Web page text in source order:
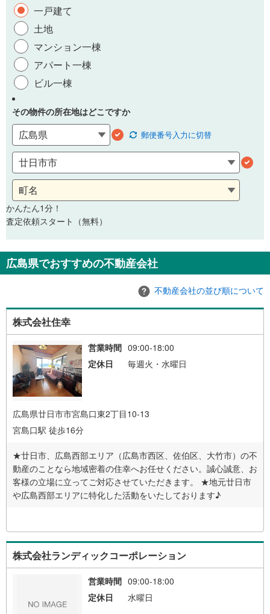
一戸建て
土地
マンション一棟
アパート一棟
ビル一棟
その物件の所在地はどこですか
郵便番号入力に切替
かんたん1分！
査定依頼スタート（無料）
広島県でおすすめの不動産会社
不動産会社の並び順について
株式会社住幸
営業時間 09:00-18:00
定休日
毎週火・水曜日
広島県廿日市市宮島口東2丁目10-13
宮島口駅 徒歩16分
★廿日市、広島西部エリア（広島市西区、佐伯区、大竹市）の不
動産のことなら地域密着の住幸へお任せください。誠心誠意、お
客様の立場に立ってご対応させていただきます。 ★地元廿日市
や広島西部エリアに特化した活動をいたしております♪
株式会社ランディックコーポレーション
営業時間 09:00-18:00
定休日
水曜日